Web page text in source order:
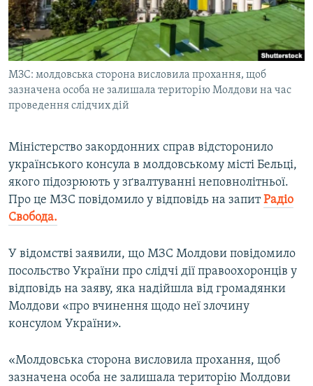
СВІДЧЕННЯ ОКУПАЦІЇ
УКРАЇНСЬКА ПРОБЛЕМА КРИМУ
ІНФОГРАФІКА
Qırımtatar
ДОЛУЧАЙСЯ!
МЗС: молдовська сторона висловила прохання, щоб
зазначена особа не залишала територію Молдови на час
проведення слідчих дій
Міністерство закордонних справ відсторонило
українського консула в молдовському місті Бельці,
якого підозрюють у зґвалтуванні неповнолітньої.
Про це МЗС повідомило у відповідь на запитРадіо
Свобода.
У відомстві заявили, що МЗС Молдови повідомило
посольство України про слідчі дії правоохоронців у
відповідь на заяву, яка надійшла від громадянки
Молдови «про вчинення щодо неї злочину
консулом України».
«Молдовська сторона висловила прохання, щоб
зазначена особа не залишала територію Молдови